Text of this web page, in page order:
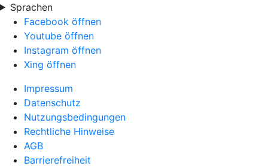
Sprachen
Facebook öffnen
Youtube öffnen
Instagram öffnen
Xing öffnen
Impressum
Datenschutz
Nutzungsbedingungen
Rechtliche Hinweise
AGB
Barrierefreiheit